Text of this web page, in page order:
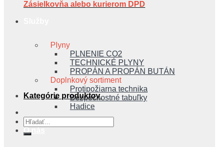
Plyny
PLNENIE CO2
TECHNICKÉ PLYNY
PROPÁN A PROPÁN BUTÁN
Doplnkový sortiment
Protipožiarna technika
Bezpečnostné tabuľky
Hadice
Zásielkovňa alebo kurierom DPD
Kategórie produktov
Hľadať: